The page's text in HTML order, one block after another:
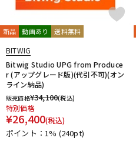
新品 動画あり 送料無料
BITWIG
Bitwig Studio UPG from Produce
r (アップグレード版)(代引不可)(オン
ライン納品)
販売価格¥34,100(税込)
特別価格
¥26,400(税込)
ポイント：1% (240pt)